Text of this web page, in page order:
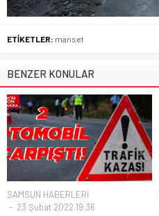
ETİKETLER: manset
BENZER KONULAR
SAMSUN HABERLERİ
23 Şubat 2022 19:36